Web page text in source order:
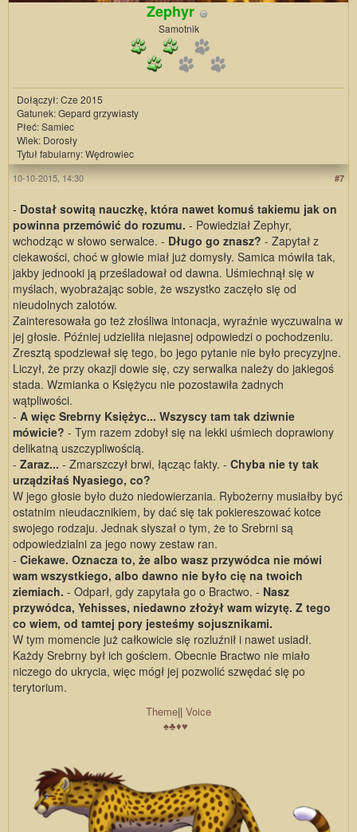
Zephyr
Samotnik
Dołączył: Cze 2015
Gatunek: Gepard grzywiasty
Płeć: Samiec
Wiek: Dorosły
Tytuł fabularny: Wędrowiec
#7
10-10-2015, 14:30
- Dostał sowitą nauczkę, która nawet komuś takiemu jak on
powinna przemówić do rozumu. - Powiedział Zephyr,
wchodząc w słowo serwalce. - Długo go znasz? - Zapytał z
ciekawości, choć w głowie miał już domysły. Samica mówiła tak,
jakby jednooki ją prześladował od dawna. Uśmiechnął się w
myślach, wyobrażając sobie, że wszystko zaczęło się od
nieudolnych zalotów.
Zainteresowała go też złośliwa intonacja, wyraźnie wyczuwalna w
jej głosie. Później udzieliła niejasnej odpowiedzi o pochodzeniu.
Zresztą spodziewał się tego, bo jego pytanie nie było precyzyjne.
Liczył, że przy okazji dowie się, czy serwalka należy do jakiegoś
stada. Wzmianka o Księżycu nie pozostawiła żadnych
wątpliwości.
- A więc Srebrny Księżyc... Wszyscy tam tak dziwnie
mówicie? - Tym razem zdobył się na lekki uśmiech doprawiony
delikatną uszczypliwością.
- Zaraz... - Zmarszczył brwi, łącząc fakty. - Chyba nie ty tak
urządziłaś Nyasiego, co?
W jego głosie było dużo niedowierzania. Rybożerny musiałby być
ostatnim nieudacznikiem, by dać się tak pokiereszować kotce
swojego rodzaju. Jednak słyszał o tym, że to Srebrni są
odpowiedzialni za jego nowy zestaw ran.
- Ciekawe. Oznacza to, że albo wasz przywódca nie mówi
wam wszystkiego, albo dawno nie było cię na twoich
ziemiach. - Odparł, gdy zapytała go o Bractwo. - Nasz
przywódca, Yehisses, niedawno złożył wam wizytę. Z tego
co wiem, od tamtej pory jesteśmy sojusznikami.
W tym momencie już całkowicie się rozluźnił i nawet usiadł.
Każdy Srebrny był ich gościem. Obecnie Bractwo nie miało
niczego do ukrycia, więc mógł jej pozwolić szwędać się po
terytorium.
Theme|| Voice
♠♣♦♥